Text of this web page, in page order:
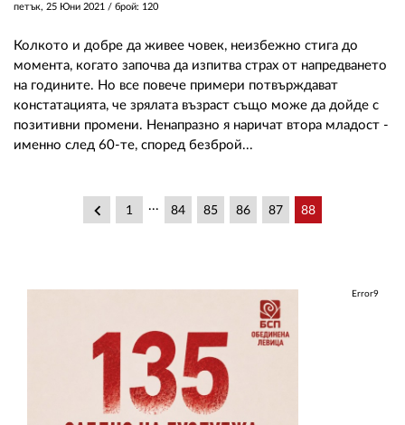
петък, 25 Юни 2021 / брой: 120
Колкото и добре да живее човек, неизбежно стига до
момента, когато започва да изпитва страх от напредването
на годините. Но все повече примери потвърждават
констатацията, че зрялата възраст също може да дойде с
позитивни промени. Ненапразно я наричат втора младост -
именно след 60-те, според безброй...
keyboard_arrow_left 1 ... 84 85 86 87 88
Error9